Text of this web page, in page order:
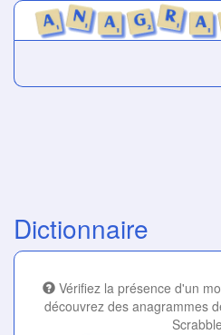
Dictionnaire
Vérifiez la présence d'un
découvrez des anagrammes
Scrabble